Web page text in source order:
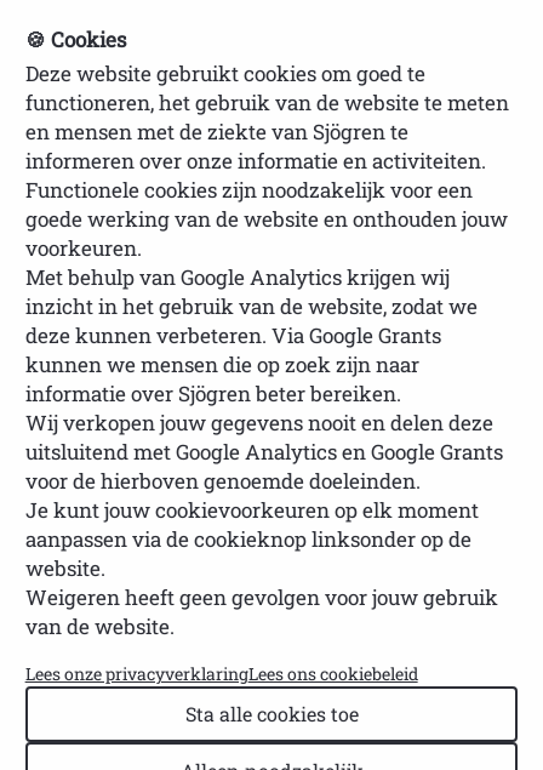
NVSP Ledenlogin
Blogs door lotgenoten
geschreven
De pen als lotgenoot 12
Last updated:09 February 2025 14:45
Created:28 February 2021 15:35
Rating:
De huisarts stelde toxoplasmose vast. Volgens de
reguliere geneeskunde is er niets aan te doen. Zie
het maar als Pfeiffer, het lichaam moet het zelf
🍪 Cookies
Deze website gebruikt cookies om goed te
functioneren, het gebruik van de website te meten
en mensen met de ziekte van Sjögren te
informeren over onze informatie en activiteiten.
Functionele cookies zijn noodzakelijk voor een
goede werking van de website en onthouden jouw
voorkeuren.
Met behulp van Google Analytics krijgen wij
inzicht in het gebruik van de website, zodat we
deze kunnen verbeteren. Via Google Grants
kunnen we mensen die op zoek zijn naar
informatie over Sjögren beter bereiken.
Wij verkopen jouw gegevens nooit en delen deze
uitsluitend met Google Analytics en Google Grants
voor de hierboven genoemde doeleinden.
Je kunt jouw cookievoorkeuren op elk moment
aanpassen via de cookieknop linksonder op de
website.
Weigeren heeft geen gevolgen voor jouw gebruik
van de website.
Lees onze privacyverklaringLees ons cookiebeleid
Sta alle cookies toe